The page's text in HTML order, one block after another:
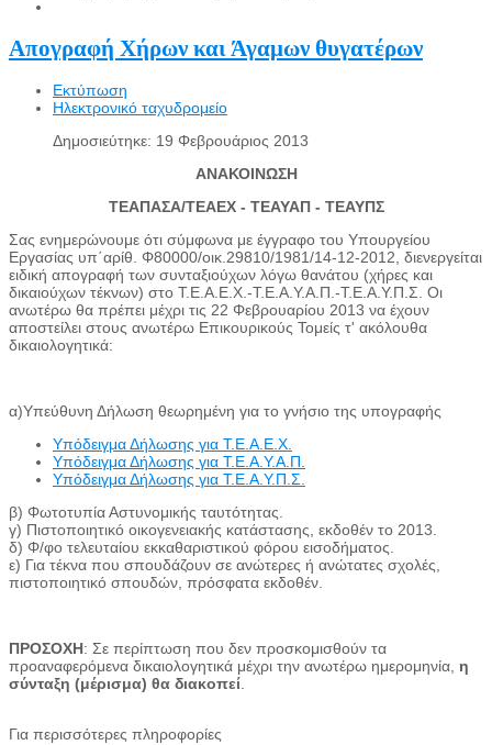
Απογραφή Χήρων και Άγαμων θυγατέρων
Εκτύπωση
Ηλεκτρονικό ταχυδρομείο
Δημοσιεύτηκε: 19 Φεβρουάριος 2013
ΑΝΑΚΟΙΝΩΣΗ
ΤΕΑΠΑΣΑ/ΤΕΑEX - ΤΕΑΥΑΠ - ΤΕΑΥΠΣ
Σας ενημερώνουμε ότι σύμφωνα με έγγραφο του Υπουργείου
Εργασίας υπ΄αρίθ. Φ80000/οικ.29810/1981/14-12-2012, διενεργείται
ειδική απογραφή των συνταξιούχων λόγω θανάτου (χήρες και
δικαιούχων τέκνων) στο Τ.Ε.Α.Ε.Χ.-Τ.Ε.Α.Υ.Α.Π.-Τ.Ε.Α.Υ.Π.Σ. Οι
ανωτέρω θα πρέπει μέχρι τις 22 Φεβρουαρίου 2013 να έχουν
αποστείλει στους ανωτέρω Επικουρικούς Τομείς τ' ακόλουθα
δικαιολογητικά:
α)Υπεύθυνη Δήλωση θεωρημένη για το γνήσιο της υπογραφής
Υπόδειγμα Δήλωσης για Τ.Ε.Α.Ε.Χ.
Υπόδειγμα Δήλωσης για Τ.Ε.Α.Υ.Α.Π.
Υπόδειγμα Δήλωσης για Τ.Ε.Α.Υ.Π.Σ.
β) Φωτοτυπία Αστυνομικής ταυτότητας.
γ) Πιστοποιητικό οικογενειακής κατάστασης, εκδοθέν το 2013.
δ) Φ/φο τελευταίου εκκαθαριστικού φόρου εισοδήματος.
ε) Για τέκνα που σπουδάζουν σε ανώτερες ή ανώτατες σχολές,
πιστοποιητικό σπουδών, πρόσφατα εκδοθέν.
ΠΡΟΣΟΧΗ: Σε περίπτωση που δεν προσκομισθούν τα
προαναφερόμενα δικαιολογητικά μέχρι την ανωτέρω ημερομηνία, η
σύνταξη (μέρισμα) θα διακοπεί.
Για περισσότερες πληροφορίες